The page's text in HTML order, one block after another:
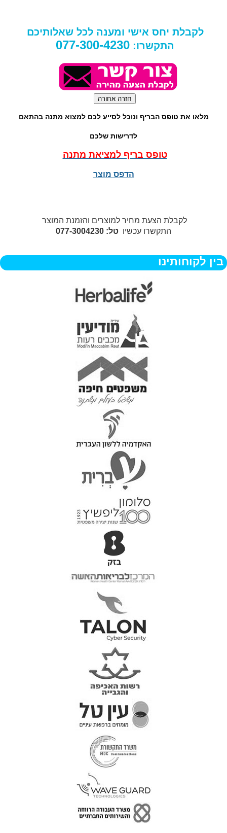
לקבלת יחס אישי ומענה לכל שאלותיכם
התקשרו: 077-300-4230
מלאו את טופס הבריף ונוכל לסייע לכם למצוא מתנה בהתאם
לדרישות שלכם
טופס בריף למציאת מתנה
הדפס מוצר
לקבלת הצעת מחיר למוצרים והזמנת המוצר
התקשרו עכשיו טל: 077-3004230
בין לקוחותינו